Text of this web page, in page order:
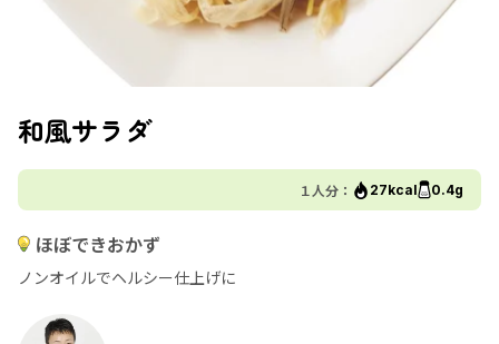
和風サラダ
１人分： 27kcal 0.4g
ほぼできおかず
ノンオイルでヘルシー仕上げに